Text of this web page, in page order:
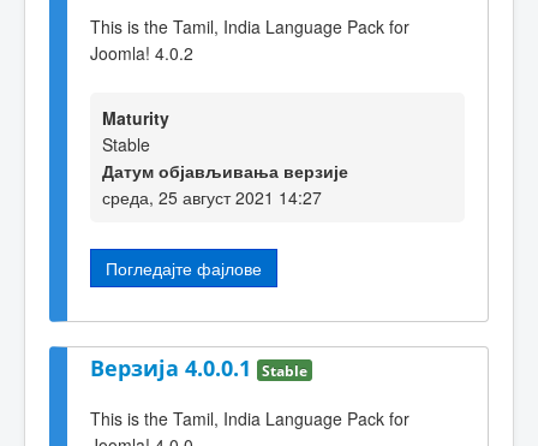
This is the Tamil, India Language Pack for
Joomla! 4.0.2
Maturity
Stable
Датум објављивања верзије
среда, 25 август 2021 14:27
Погледајте фајлове
Верзија 4.0.0.1 Stable
This is the Tamil, India Language Pack for